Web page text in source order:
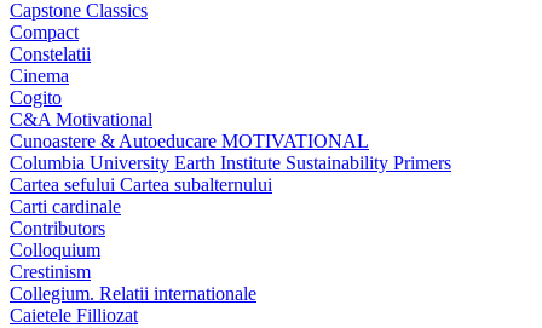
Capstone Classics
Compact
Constelatii
Cinema
Cogito
C&A Motivational
Cunoastere & Autoeducare MOTIVATIONAL
Columbia University Earth Institute Sustainability Primers
Cartea sefului Cartea subalternului
Carti cardinale
Contributors
Colloquium
Crestinism
Collegium. Relatii internationale
Caietele Filliozat